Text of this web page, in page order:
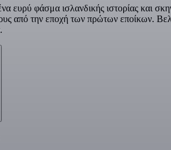
ευρύ φάσμα ισλανδικής ιστορίας και
από την εποχή των πρώτων εποίκων.